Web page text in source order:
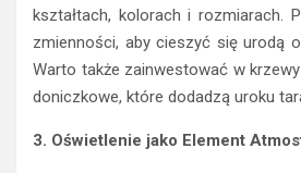
kształtach, kolorach i rozmiarach.
zmienności, aby cieszyć się urodą
Warto także zainwestować w
doniczkowe, które dodadzą uroku
3. Oświetlenie jako Element